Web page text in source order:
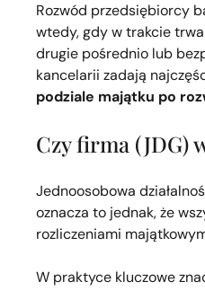
Rozwód przedsiębiorcy
wtedy, gdy w trakcie
drugie pośrednio lub
kancelarii zadają
podziale majątku po
Czy firma (JDG)
Jednoosobowa
oznacza to jednak, że
rozliczeniami
W praktyce kluczowe